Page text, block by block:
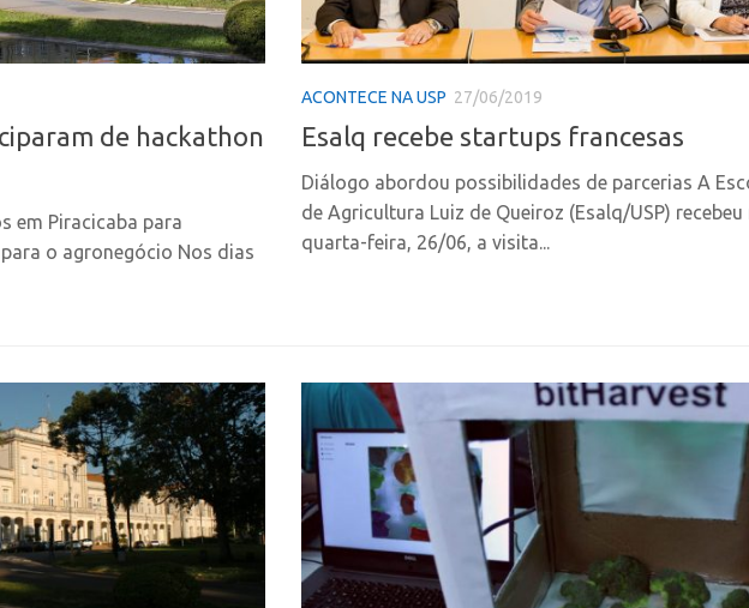
de hackathon
em Piracicaba para
o agronegócio Nos dias
ACONTECE NA USP 27/06/2019
Esalq recebe startups francesas
Diálogo abordou possibilidades de parcerias A
de Agricultura Luiz de Queiroz (Esalq/USP) recebeu
quarta-feira, 26/06, a visita...